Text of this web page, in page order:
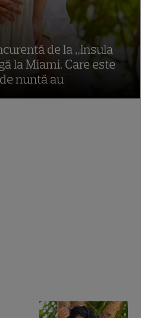
de la „Insula
la Miami. Care este
nuntă au